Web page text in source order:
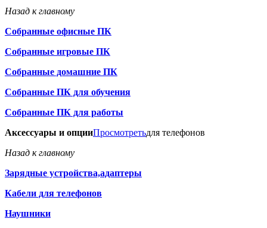
Назад к главному
Собранные офисные ПК
Собранные игровые ПК
Собранные домашние ПК
Собранные ПК для обучения
Собранные ПК для работы
Аксессуары и опцииПросмотретьдля телефонов
Назад к главному
Зарядные устройства,адаптеры
Кабели для телефонов
Наушники